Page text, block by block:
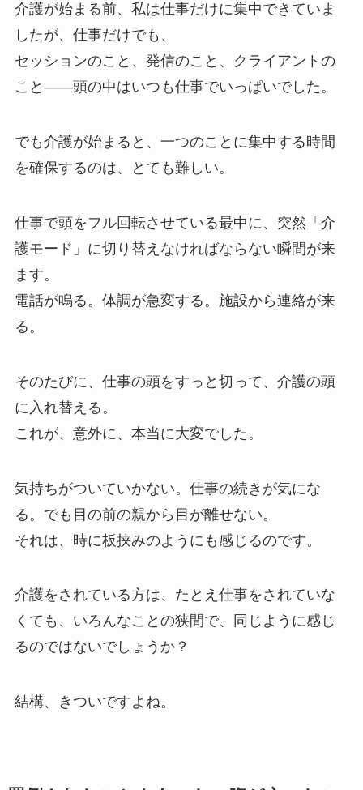
介護が始まる前、私は仕事だけに集中できていま
したが、仕事だけでも、
セッションのこと、発信のこと、クライアントの
こと——頭の中はいつも仕事でいっぱいでした。
でも介護が始まると、一つのことに集中する時間
を確保するのは、とても難しい。
仕事で頭をフル回転させている最中に、突然「介
護モード」に切り替えなければならない瞬間が来
ます。
電話が鳴る。体調が急変する。施設から連絡が来
る。
そのたびに、仕事の頭をすっと切って、介護の頭
に入れ替える。
これが、意外に、本当に大変でした。
気持ちがついていかない。仕事の続きが気にな
る。でも目の前の親から目が離せない。
それは、時に板挟みのようにも感じるのです。
介護をされている方は、たとえ仕事をされていな
くても、いろんなことの狭間で、同じように感じ
るのではないでしょうか？
結構、きついですよね。